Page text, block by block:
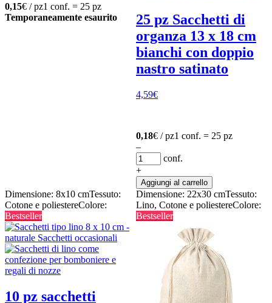
0,15€ / pz1 conf. = 25 pz
Temporaneamente esaurito
25 pz Sacchetti di
organza 13 x 18 cm
bianchi con doppio
nastro satinato
4,59€
0,18€ / pz1 conf. = 25 pz
–
conf.
+
Aggiungi al carrello
Dimensione: 8x10 cmTessuto:
Cotone e poliestereColore:
Bestseller
10 pz sacchetti
Dimensione: 22x30 cmTessuto:
Lino, Cotone e poliestereColore:
Bestseller